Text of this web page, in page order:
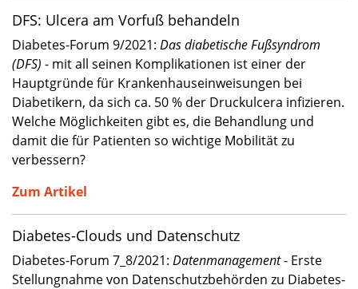
DFS: Ulcera am Vorfuß behandeln
Diabetes-Forum 9/2021: Das diabetische Fußsyndrom
(DFS) - mit all seinen Komplikationen ist einer der
Hauptgründe für Krankenhauseinweisungen bei
Diabetikern, da sich ca. 50 % der Druckulcera infizieren.
Welche Möglichkeiten gibt es, die Behandlung und
damit die für Patienten so wichtige Mobilität zu
verbessern?
Zum Artikel
Diabetes-Clouds und Datenschutz
Diabetes-Forum 7_8/2021: Datenmanagement- Erste
Stellungnahme von Datenschutzbehörden zu Diabetes-